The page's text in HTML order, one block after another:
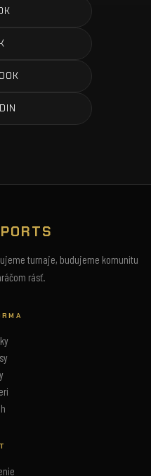
turnaje, budujeme komunitu
rásť.